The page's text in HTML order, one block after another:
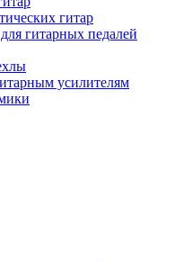
гитар
гитарных педалей
усилителям